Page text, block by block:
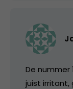
De nummer
juist irritant,